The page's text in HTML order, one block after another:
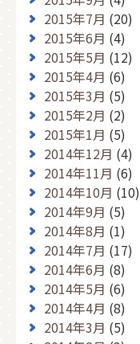
2015年7月 (20)
2015年6月 (4)
2015年5月 (12)
2015年4月 (6)
2015年3月 (5)
2015年2月 (2)
2015年1月 (5)
2014年12月 (4)
2014年11月 (6)
2014年10月 (10)
2014年9月 (5)
2014年8月 (1)
2014年7月 (17)
2014年6月 (8)
2014年5月 (6)
2014年4月 (8)
2014年3月 (5)